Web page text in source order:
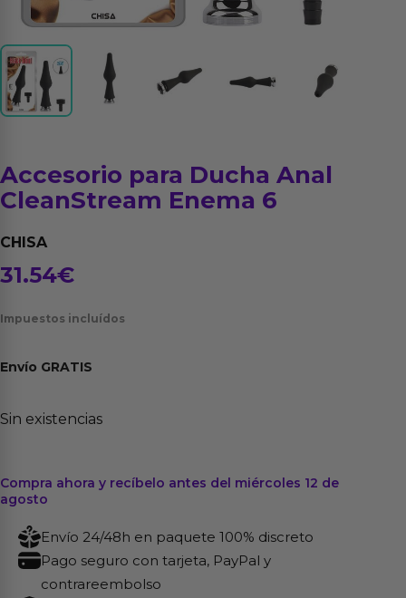
Accesorio para Ducha Anal
CleanStream Enema 6
CHISA
31.54€
Impuestos incluídos
Envío GRATIS
Sin existencias
Compra ahora y recíbelo antes del miércoles 12 de
agosto
Envío 24/48h en paquete 100% discreto
Pago seguro con tarjeta, PayPal y
contrareembolso